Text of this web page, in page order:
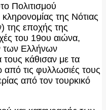
Πολιτισμού
της Νότιας
της εποχής της
του 19ου αιώνα,
των Ελλήνων
κάθισαν με τα
από τις φυλλωσιές τους
από τον τουρκικό